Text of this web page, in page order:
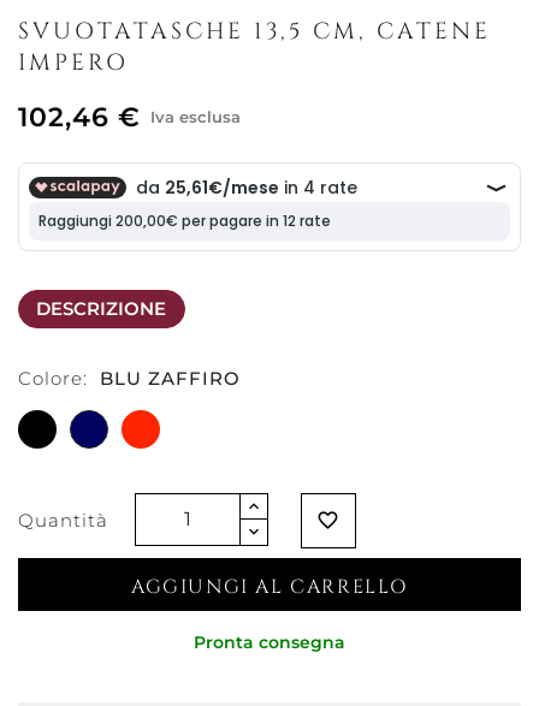
SVUOTATASCHE 13,5 CM, CATENE
IMPERO
102,46 € Iva esclusa
DESCRIZIONE
Colore: BLU ZAFFIRO
NEROBLU
ZAFFIRO
ROSSO
SCARLATTO
Quantità favorite_border
AGGIUNGI AL CARRELLO
Pronta consegna